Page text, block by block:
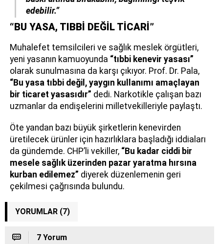
edebilir.”
“BU YASA, TIBBİ DEĞİL TİCARİ”
Muhalefet temsilcileri ve sağlık meslek örgütleri,
yeni yasanın kamuoyunda “tıbbi kenevir yasası”
olarak sunulmasına da karşı çıkıyor. Prof. Dr. Pala,
“Bu yasa tıbbi değil, yaygın kullanımı amaçlayan
bir ticaret yasasıdır” dedi. Narkotikle çalışan bazı
uzmanlar da endişelerini milletvekilleriyle paylaştı.
Öte yandan bazı büyük şirketlerin kenevirden
üretilecek ürünler için hazırlıklara başladığı iddiaları
da gündemde. CHP’li vekiller, “Bu kadar ciddi bir
mesele sağlık üzerinden pazar yaratma hırsına
kurban edilemez” diyerek düzenlemenin geri
çekilmesi çağrısında bulundu.
YORUMLAR (7)
7 Yorum